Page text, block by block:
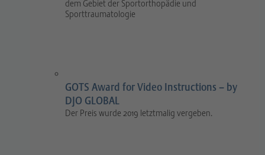
dem Gebiet der Sportorthopädie und
Sporttraumatologie
GOTS Award for Video Instructions – by
DJO GLOBAL
Der Preis wurde 2019 letztmalig vergeben.